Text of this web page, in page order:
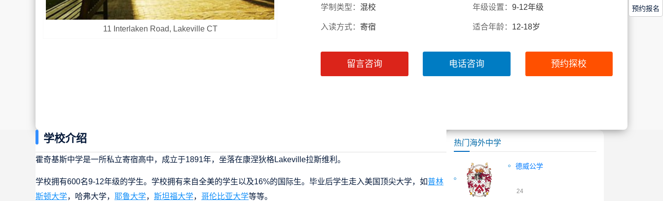
11 Interlaken Road, Lakeville CT
学制类型： 混校 年级设置：9-12年级
入读方式： 寄宿 适合年龄： 12-18岁
留言咨询 电话咨询 预约探校
学校介绍
霍奇基斯中学是一所私立寄宿高中，成立于1891年，坐落在康涅狄格Lakeville拉斯维利。
学校拥有600名9-12年级的学生。学校拥有来自全美的学生以及16%的国际生。毕业后学生走入美国顶尖大学，如普林
斯顿大学，哈弗大学， 耶鲁大学， 斯坦福大学， 哥伦比亚大学等等。
热门海外中学
德威公学
24
预约报名